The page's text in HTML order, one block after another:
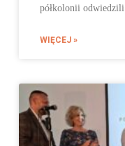
półkolonii odwiedzili
WIĘCEJ »